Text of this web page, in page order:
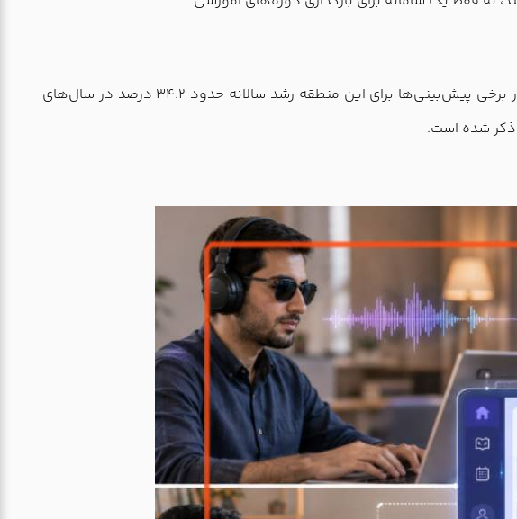
یکی از بخش‌های جذاب در آمارهای رشد LMS، سهم بالای منطقه آسیا-اقیانوسیه در توسعه این بازار است. در برخی پیش‌بینی‌ها برای این منطقه رشد سالانه حدود 34.2 درصد در سال‌های